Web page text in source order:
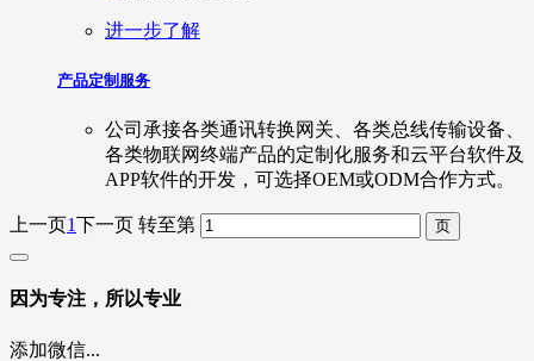
进一步了解
产品定制服务
​公司承接各类通讯转换网关、各类总线传输设备、
各类物联网终端产品的定制化服务和云平台软件及
APP软件的开发，可选择OEM或ODM合作方式。
上一页1下一页 转至第
因为专注，所以专业
添加微信...